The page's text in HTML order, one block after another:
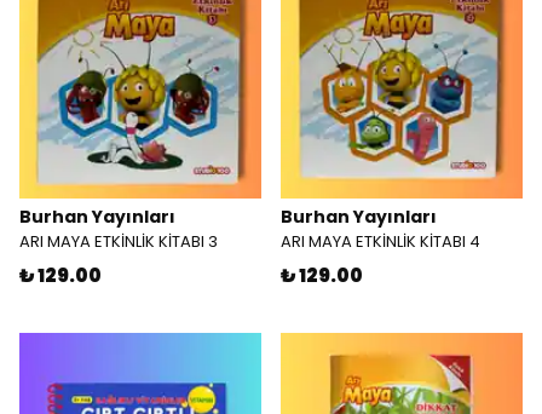
Burhan Yayınları
ARI MAYA ETKİNLİK KİTABI 3
₺ 129.00
Burhan Yayınları
ARI MAYA ETKİNLİK KİTABI 4
₺ 129.00